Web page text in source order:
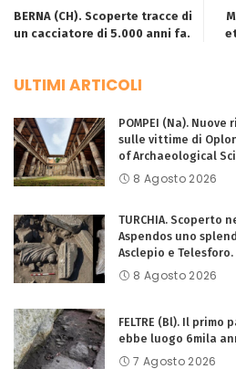
BERNA (CH). Scoperte tracce di
un cacciatore di 5.000 anni fa.
ULTIMI ARTICOLI
POMPEI (Na).
sulle vittime di
of Archaeological
8 Agosto 2026
TURCHIA. Scoperto
Aspendos uno
Asclepio e Telesforo.
8 Agosto 2026
FELTRE (Bl). Il
ebbe luogo 6mila
7 Agosto 2026